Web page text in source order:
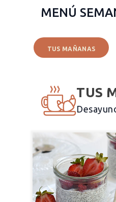
MENÚ
TUS MAÑANAS
TUS